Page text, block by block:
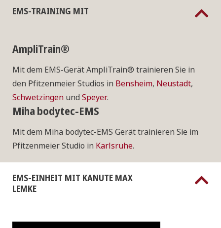
EMS-TRAINING MIT
AmpliTrain®
Mit dem EMS-Gerät AmpliTrain® trainieren Sie in
den Pfitzenmeier Studios in Bensheim, Neustadt,
Schwetzingen und Speyer.
Miha bodytec-EMS
Mit dem Miha bodytec-EMS Gerät trainieren Sie im
Pfitzenmeier Studio in Karlsruhe.
EMS-EINHEIT MIT KANUTE MAX
LEMKE